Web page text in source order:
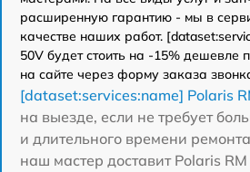
расширенную гарантию - мы в
качестве наших работ.
50V будет стоить на -15% дешевле
на сайте через форму заказа
[dataset:services:name] Polaris
на выезде, если не требует
и длительного времени
наш мастер доставит Polaris